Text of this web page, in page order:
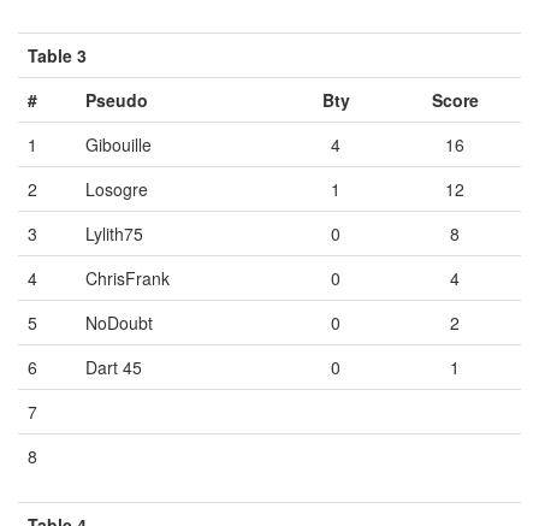
Table 3
#
Pseudo Bty
Score
1
Gibouille 4
16
2
Losogre 1
12
3
Lylith75 0
8
4
ChrisFrank 0
4
5
NoDoubt 0
2
6
Dart 45 0
1
7
8